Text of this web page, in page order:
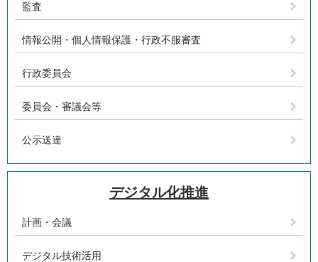
監査
情報公開・個人情報保護・行政不服審査
行政委員会
委員会・審議会等
公示送達
デジタル化推進
計画・会議
デジタル技術活用